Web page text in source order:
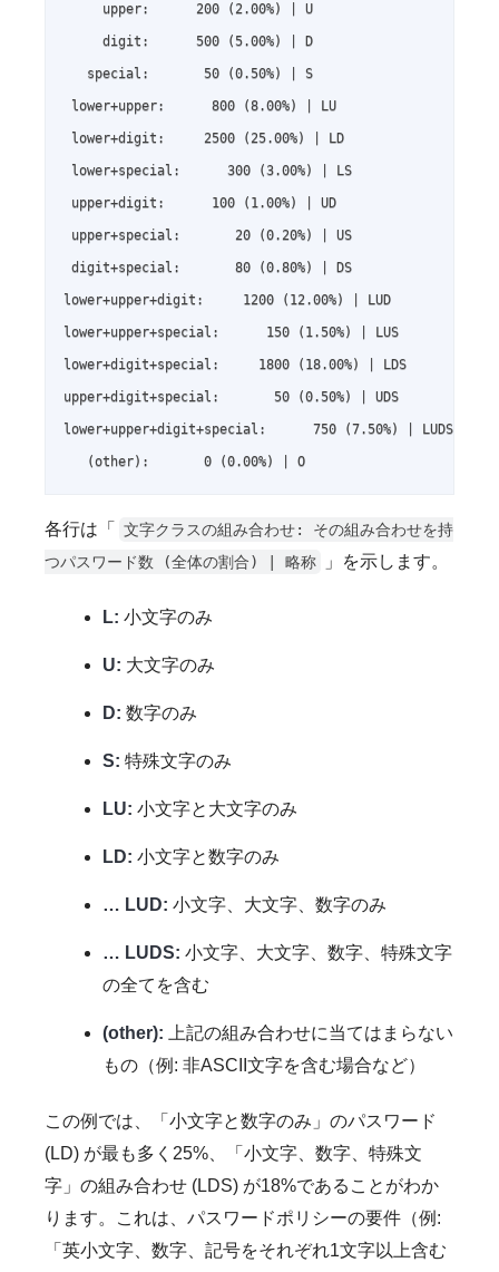
     upper:      200 (2.00%) | U
     digit:      500 (5.00%) | D
   special:       50 (0.50%) | S
lower+upper:      800 (8.00%) | LU
lower+digit:     2500 (25.00%) | LD
lower+special:      300 (3.00%) | LS
upper+digit:      100 (1.00%) | UD
upper+special:       20 (0.20%) | US
digit+special:       80 (0.80%) | DS
lower+upper+digit:     1200 (12.00%) | LUD
lower+upper+special:      150 (1.50%) | LUS
lower+digit+special:     1800 (18.00%) | LDS
upper+digit+special:       50 (0.50%) | UDS
lower+upper+digit+special:      750 (7.50%) | LUDS
   (other):       0 (0.00%) | O
各行は「
文字クラスの組み合わせ: その組み合わせを持
つパスワード数 (全体の割合) | 略称
」を示します。
L: 小文字のみ
U: 大文字のみ
D: 数字のみ
S: 特殊文字のみ
LU: 小文字と大文字のみ
LD: 小文字と数字のみ
… LUD: 小文字、大文字、数字のみ
… LUDS: 小文字、大文字、数字、特殊文字
の全てを含む
(other): 上記の組み合わせに当てはまらない
もの（例: 非ASCII文字を含む場合など）
この例では、「小文字と数字のみ」のパスワード
(LD) が最も多く25%、「小文字、数字、特殊文
字」の組み合わせ (LDS) が18%であることがわか
ります。これは、パスワードポリシーの要件（例:
「英小文字、数字、記号をそれぞれ1文字以上含む